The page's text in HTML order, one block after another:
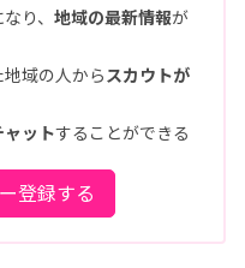
り、 地域の最新情報が
域の人からスカウトが
ットすることができる
登録する